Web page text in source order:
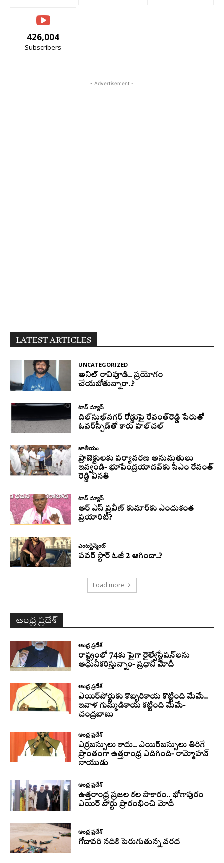
426,004
Subscribers
- Advertisement -
LATEST ARTICLES
UNCATEGORIZED
అనిల్ రావిపూడి.. ప్రయోగం
చేయబోతున్నారా..?
టాప్ న్యూస్
దిల్‌సుఖ్‌నగర్‌ రోడ్డుపై రేవంత్‌రెడ్డి పేరుతో
ఓవర్‌స్పీడ్‌తో కారు హల్‌చల్‌
జాతీయం
ప్రాజెక్టులకు పర్యావరణ అనుమతులు
ఇవ్వండి- భూపేంద్రయాదవ్‌కు సీఎం రేవంత్‌
రెడ్డి వినతి
టాప్ న్యూస్
ఆర్ ఎస్ ప్రవీణ్ కుమార్‌కు ఎందుకంత
ప్రయారిటీ?
ఎంటర్టైన్మెంట్
పవర్ స్టార్ ఓజీ 2 ఆగిందా..?
Load more
ఆంధ్ర ప్రదేశ్
ఆంధ్ర ప్రదేశ్
రాష్ట్రంలో 74కు పైగా రైల్వేస్టేషన్‌లను
ఆధునీకరిస్తున్నాం- ప్రధాని మోదీ
ఆంధ్ర ప్రదేశ్
ఎయిర్‌పోర్టుకు కొబ్బరికాయ కొట్టింది మేమే..
ఇవాళ గుమ్మడికాయ కట్టింది మేమే-
చంద్రబాబు
ఆంధ్ర ప్రదేశ్
ఎర్రబస్సులు కాదు.. ఎయిర్‌బస్సులు తిరిగే
ప్రాంతంగా ఉత్తరాంధ్ర ఎదిగింది- రామ్మోహన్
నాయుడు
ఆంధ్ర ప్రదేశ్
ఉత్తరాంధ్ర ప్రజల కల సాకారం.. భోగాపురం
ఎయిర్ పోర్టు ప్రారంభించి మోదీ
ఆంధ్ర ప్రదేశ్
గోదావరి నదికి పెరుగుతున్న వరద